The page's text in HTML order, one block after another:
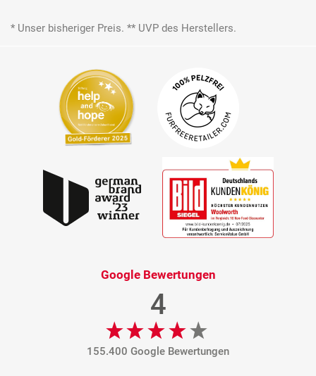
* Unser bisheriger Preis. ** UVP des Herstellers.
Google Bewertungen
4
155.400 Google Bewertungen